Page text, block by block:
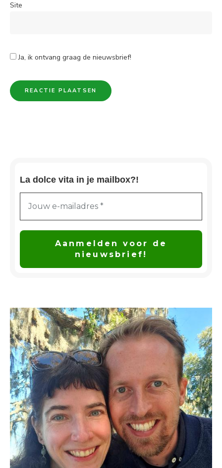
Site
Ja, ik ontvang graag de nieuwsbrief!
La dolce vita in je mailbox?!